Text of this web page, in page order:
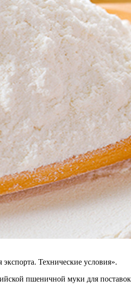
Технические условия».
пшеничной муки для